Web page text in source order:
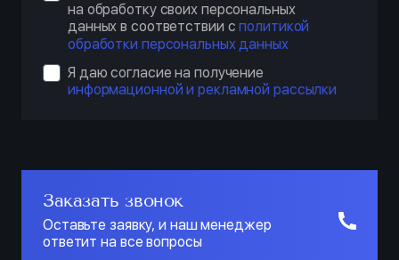
на обработку своих персональных
данных в соответствии сполитикой
обработки персональных данных
Я даю согласие на получение
информационной и рекламной рассылки
Заказать звонок
Оставьте заявку, и наш менеджер
ответит на все вопросы